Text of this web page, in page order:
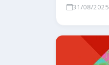
31/08/2025